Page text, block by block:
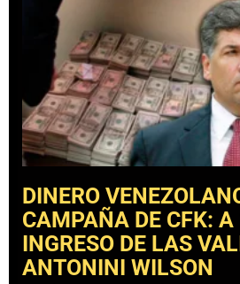
DINERO
CAMPAÑA DE CFK:
INGRESO DE LAS
ANTONINI WILSON